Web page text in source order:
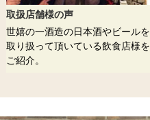
取扱店舗様の声
世嬉の一酒造の日本酒やビールを
取り扱って頂いている飲食店様を
ご紹介。